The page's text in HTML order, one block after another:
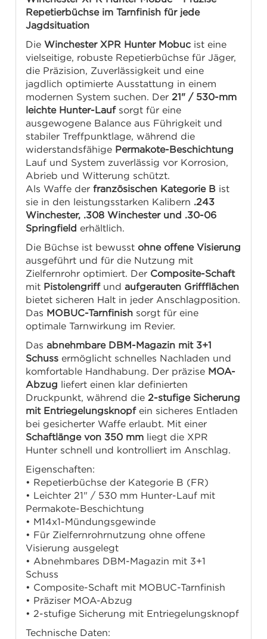
Repetierbüchse im Tarnfinish für jede
Jagdsituation
DieWinchester XPR Hunter Mobuc ist eine
vielseitige, robuste Repetierbüchse für Jäger,
die Präzision, Zuverlässigkeit und eine
jagdlich optimierte Ausstattung in einem
modernen System suchen. Der21" / 530-mm
leichte Hunter-Laufsorgt für eine
ausgewogene Balance aus Führigkeit und
stabiler Treffpunktlage, während die
widerstandsfähige Permakote-Beschichtung
Lauf und System zuverlässig vor Korrosion,
Abrieb und Witterung schützt.
Als Waffe derfranzösischen Kategorie B ist
sie in den leistungsstarken Kalibern .243
Winchester, .308 Winchester und .30-06
Springfield erhältlich.
Die Büchse ist bewusst ohne offene Visierung
ausgeführt und für die Nutzung mit
Zielfernrohr optimiert. Der Composite-Schaft
mit Pistolengriffundaufgerauten Griffflächen
bietet sicheren Halt in jeder Anschlagposition.
Das MOBUC-Tarnfinish sorgt für eine
optimale Tarnwirkung im Revier.
Dasabnehmbare DBM-Magazin mit 3+1
Schuss ermöglicht schnelles Nachladen und
komfortable Handhabung. Der präzise MOA-
Abzug liefert einen klar definierten
Druckpunkt, während die2-stufige Sicherung
mit Entriegelungsknopfein sicheres Entladen
bei gesicherter Waffe erlaubt. Mit einer
Schaftlänge von 350 mm liegt die XPR
Hunter schnell und kontrolliert im Anschlag.
Eigenschaften:
• Repetierbüchse der Kategorie B (FR)
• Leichter 21" / 530 mm Hunter-Lauf mit
Permakote-Beschichtung
• M14x1-Mündungsgewinde
• Für Zielfernrohrnutzung ohne offene
Visierung ausgelegt
• Abnehmbares DBM-Magazin mit 3+1
Schuss
• Composite-Schaft mit MOBUC-Tarnfinish
• Präziser MOA-Abzug
• 2-stufige Sicherung mit Entriegelungsknopf
Technische Daten: